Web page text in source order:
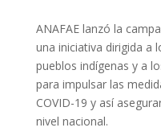
ANAFAE lanzó la
una iniciativa dirigida a
pueblos indígenas y a
para impulsar las
COVID-19 y así
nivel nacional.